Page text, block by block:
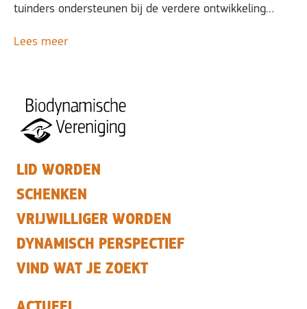
tuinders ondersteunen bij de verdere ontwikkeling…
Lees meer
LID WORDEN
SCHENKEN
VRIJWILLIGER WORDEN
DYNAMISCH PERSPECTIEF
VIND WAT JE ZOEKT